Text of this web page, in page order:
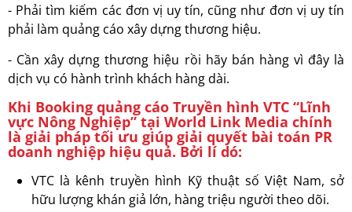
- Phải tìm kiếm các đơn vị uy tín, cũng như đơn vị uy tín
phải làm quảng cáo xây dựng thương hiệu.
- Cần xây dựng thương hiệu rồi hãy bán hàng vì đây là
dịch vụ có hành trình khách hàng dài.
Khi Booking quảng cáo Truyền hình VTC “Lĩnh
vực Nông Nghiệp” tại World Link Media chính
là giải pháp tối ưu giúp giải quyết bài toán PR
doanh nghiệp hiệu quả. Bởi lí dó:
VTC là kênh truyền hình Kỹ thuật số Việt Nam, sở
hữu lượng khán giả lớn, hàng triệu người theo dõi.